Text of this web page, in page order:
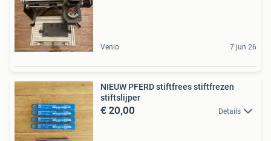
Venlo 7 jun 26
NIEUW PFERD stiftfrees stiftfrezen
stiftslijper
€ 20,00 Details